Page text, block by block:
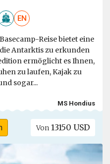
EN
Reise bietet eine
Antarktis zu erkunden
ermöglicht es Ihnen,
zu laufen, Kajak zu
sogar...
MS Hondius
Von 13150 USD